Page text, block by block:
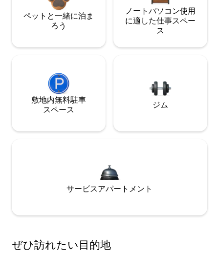
ペットと一緒に泊ま
ろう
ノートパソコン使用
に適した仕事スペー
ス
敷地内無料駐⁠車
ス⁠ペ⁠ー⁠ス
ジム
サービスアパートメント
ぜひ訪⁠れ⁠た⁠い目⁠的⁠地